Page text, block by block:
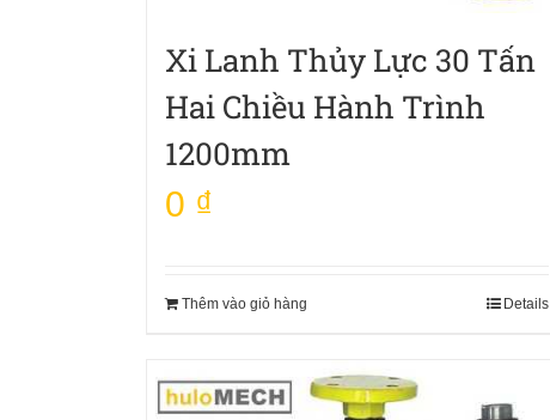
Xi Lanh Thủy Lực 30 Tấn
Hai Chiều Hành Trình
1200mm
0 ₫
Thêm vào giỏ hàng Details